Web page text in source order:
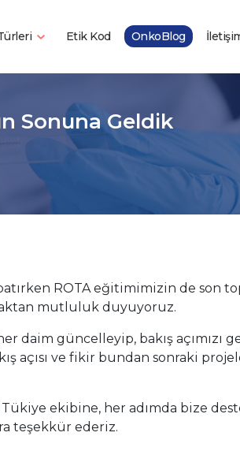
Etik Kod OnkoBlog
Sonuna Geldik
ROTA eğitimimizin de son
mutluluk duyuyoruz.
daim güncelleyip, bakış açımızı
açısı ve fikir bundan sonraki
ekibine, her adımda bize
teşekkür ederiz.